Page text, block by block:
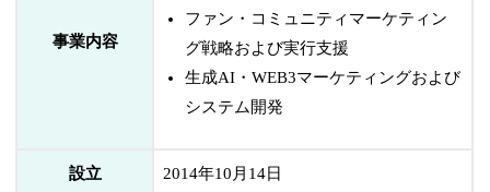
事業内容
ファン・コミュニティマーケティン
グ戦略および実行支援
生成AI・WEB3マーケティングおよび
システム開発
設立 2014年10月14日